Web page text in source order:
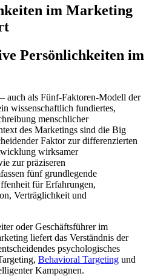
im Marketing
Persönlichkeiten im
auch als Fünf-Faktoren-Modell der
wissenschaftlich fundiertes,
menschlicher
des Marketings sind die Big
Faktor zur differenzierten
wirksamer
zur präziseren
fünf grundlegende
für Erfahrungen,
Verträglichkeit und
oder Geschäftsführer im
liefert das Verständnis der
psychologisches
Behavioral Targeting und
Kampagnen.